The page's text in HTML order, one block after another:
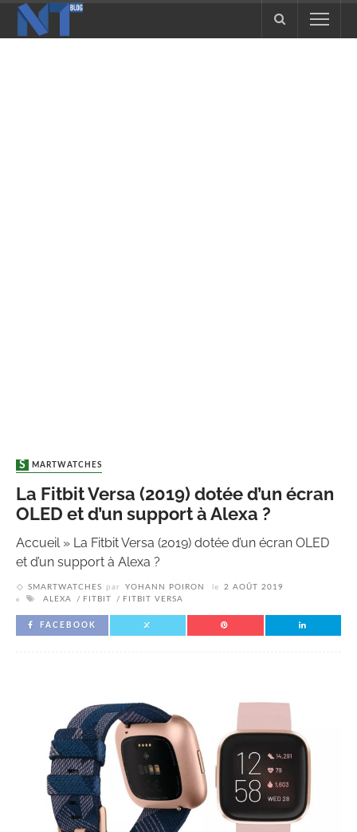
SMARTWATCHES
La Fitbit Versa (2019) dotée d’un écran
OLED et d’un support à Alexa ?
Accueil» La Fitbit Versa (2019) dotée d’un écran OLED
et d’un support à Alexa ?
SMARTWATCHES par YOHANN POIRON le
2 AOÛT 2019
ALEXA
FITBIT FITBIT VERSA
FACEBOOK